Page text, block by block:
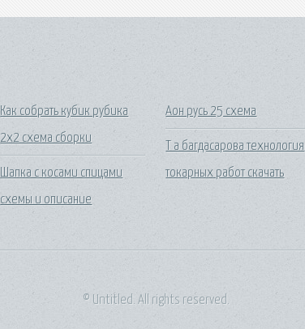
Как собрать кубик рубика
2х2 схема сборки
Шапка с косами спицами
схемы и описание
Аон русь 25 схема
Т а багдасарова технология
токарных работ скачать
© Untitled. All rights reserved.